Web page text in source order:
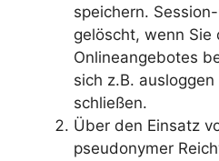
speichern.
gelöscht, wenn Sie
Onlineangebotes
sich z.B.
schließen.
Über den Einsatz
pseudonymer